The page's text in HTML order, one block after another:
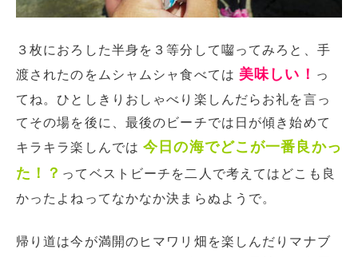
３枚におろした半身を３等分して囓ってみろと、手
渡されたのをムシャムシャ食べては 美味しい！ っ
てね。ひとしきりおしゃべり楽しんだらお礼を言っ
てその場を後に、最後のビーチでは日が傾き始めて
キラキラ楽しんでは今日の海でどこが一番良かっ
た！？ ってベストビーチを二人で考えてはどこも良
かったよねってなかなか決まらぬようで。
帰り道は今が満開のヒマワリ畑を楽しんだりマナブ